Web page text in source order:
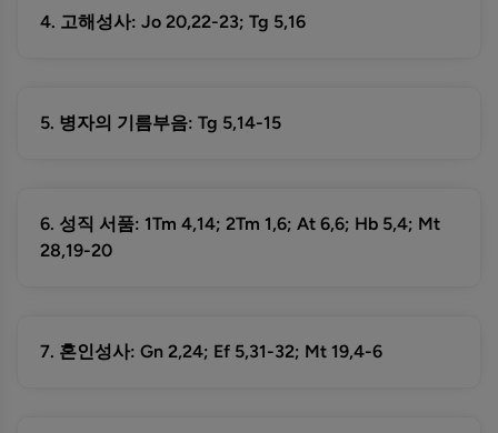
4. 고해성사: Jo 20,22-23; Tg 5,16
5. 병자의 기름부음: Tg 5,14-15
6. 성직 서품: 1Tm 4,14; 2Tm 1,6; At 6,6; Hb 5,4; Mt
28,19-20
7. 혼인성사: Gn 2,24; Ef 5,31-32; Mt 19,4-6